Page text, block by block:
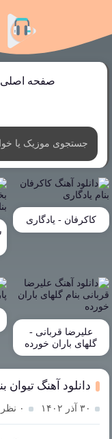
صفحه اصلی
کاکرفان - یادگاری
علیرضا قربانی -
گلهای باران خورده
دانلود آهنگ تیوان
۳۰ آذر ۱۴۰۲ ۰ نظر